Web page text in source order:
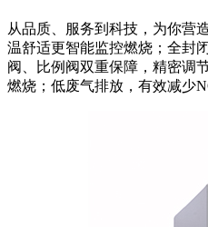
从品质、服务到科技，为你营
温舒适更智能监控燃烧；全封
阀、比例阀双重保障，精密调
燃烧；低废气排放，有效减少